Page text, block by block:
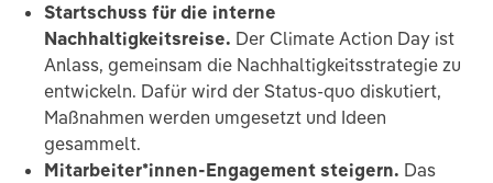
Startschuss für die interne
Nachhaltigkeitsreise. Der Climate Action Day ist
Anlass, gemeinsam die Nachhaltigkeitsstrategie zu
entwickeln. Dafür wird der Status-quo diskutiert,
Maßnahmen werden umgesetzt und Ideen
gesammelt.
Mitarbeiter*innen-Engagement steigern. Das